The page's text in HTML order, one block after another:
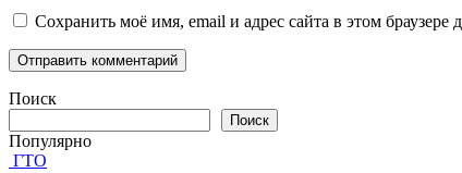
Сохранить моё имя, email и адрес сайта в этом
Поиск
Поиск
Популярно
ГТО